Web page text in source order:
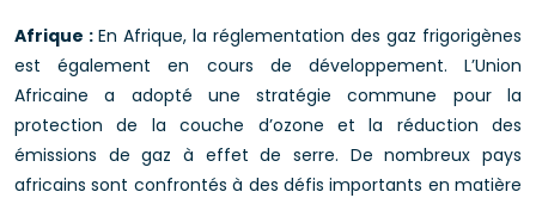
Afrique : En Afrique, la réglementation des gaz frigorigènes
est également en cours de développement. L’Union
Africaine a adopté une stratégie commune pour la
protection de la couche d’ozone et la réduction des
émissions de gaz à effet de serre. De nombreux pays
africains sont confrontés à des défis importants en matière